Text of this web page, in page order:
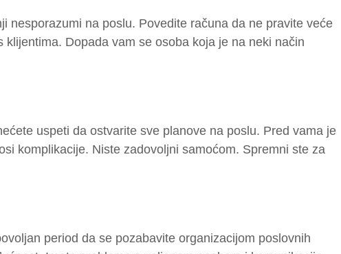
nesporazumi na poslu. Povedite računa da ne pravite veće
klijentima. Dopada vam se osoba koja je na neki način
uspeti da ostvarite sve planove na poslu. Pred vama je
komplikacije. Niste zadovoljni samoćom. Spremni ste za
period da se pozabavite organizacijom poslovnih